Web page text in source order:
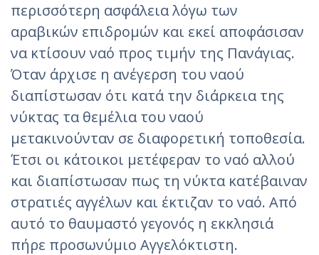
περισσότερη ασφάλεια λόγω των
αραβικών επιδρομών και εκεί αποφάσισαν
να κτίσουν ναό προς τιμήν της Πανάγιας.
Όταν άρχισε η ανέγερση του ναού
διαπίστωσαν ότι κατά την διάρκεια της
νύκτας τα θεμέλια του ναού
μετακινούνταν σε διαφορετική τοποθεσία.
Έτσι οι κάτοικοι μετέφεραν το ναό αλλού
και διαπίστωσαν πως τη νύκτα κατέβαιναν
στρατιές αγγέλων και έκτιζαν το ναό. Από
αυτό το θαυμαστό γεγονός η εκκλησιά
πήρε προσωνύμιο Αγγελόκτιστη.